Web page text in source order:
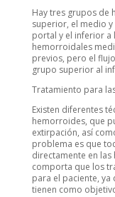
Hay tres grupos de
superior, el medio
portal y el inferior a
hemorroidales
previos, pero el
grupo superior al
Tratamiento para
Existen diferentes
hemorroides, que
extirpación, así
problema es que
directamente en las
comporta que los
para el paciente,
tienen como